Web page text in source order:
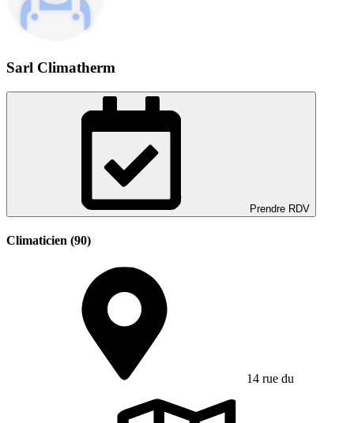
Sarl Climatherm
Prendre RDV
Climaticien (90)
14 rue du